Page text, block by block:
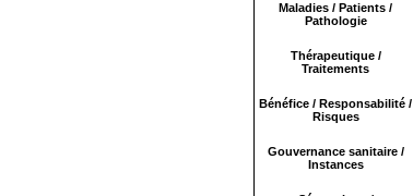
Maladies / Patients /
Pathologie
Thérapeutique /
Traitements
Bénéfice / Responsabilité /
Risques
Gouvernance sanitaire /
Instances